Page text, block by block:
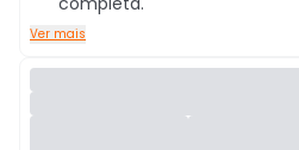
Ver mais